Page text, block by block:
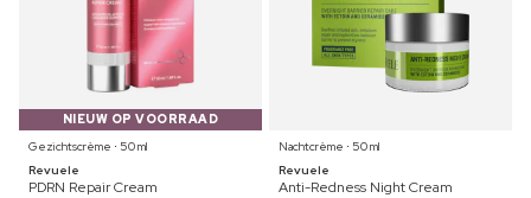
NIEUW OP VOORRAAD
Gezichtscrème ⋅ 50 ml
Revuele
PDRN Repair Cream
Nachtcrème ⋅ 50 ml
Revuele
Anti-Redness Night Cream